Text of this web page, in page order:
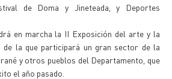
de Doma y Jineteada, y Deportes
en marcha la II Exposición del arte y la
de la que participará un gran sector de la
y otros pueblos del Departamento, que
el año pasado.